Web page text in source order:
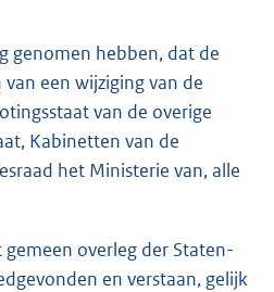
genomen hebben, dat de
een wijziging van de
van de overige
Kabinetten van de
het Ministerie van, alle
overleg der Staten-
en verstaan, gelijk